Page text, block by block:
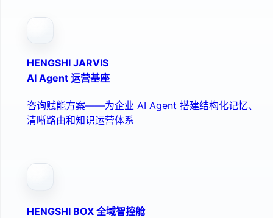
HENGSHI JARVIS
AI Agent 运营基座
咨询赋能方案——为企业 AI Agent 搭建结构化记忆、
清晰路由和知识运营体系
HENGSHI BOX 全域智控舱